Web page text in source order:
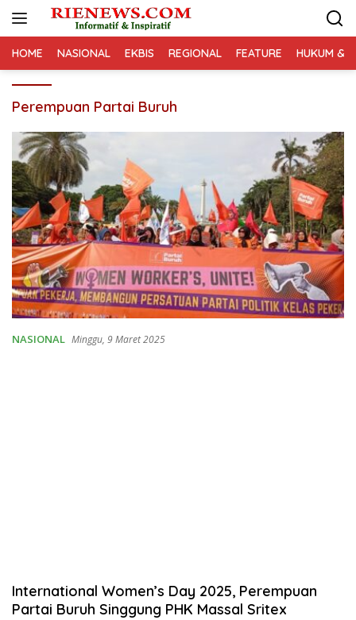
HOME NASIONAL EKBIS REGIONAL FEATURE HUKUM &
Perempuan Partai Buruh
NASIONAL Minggu, 9 Maret 2025
International Women’s Day 2025, Perempuan
Partai Buruh Singgung PHK Massal Sritex